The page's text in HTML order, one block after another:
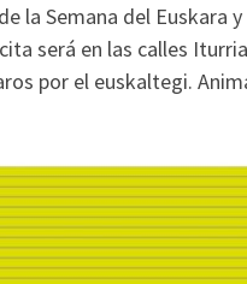
la Semana del Euskara
será en las calles
por el euskaltegi.